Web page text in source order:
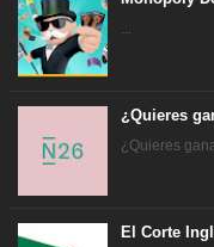
...
¿Quieres
¿Quieres
El Corte